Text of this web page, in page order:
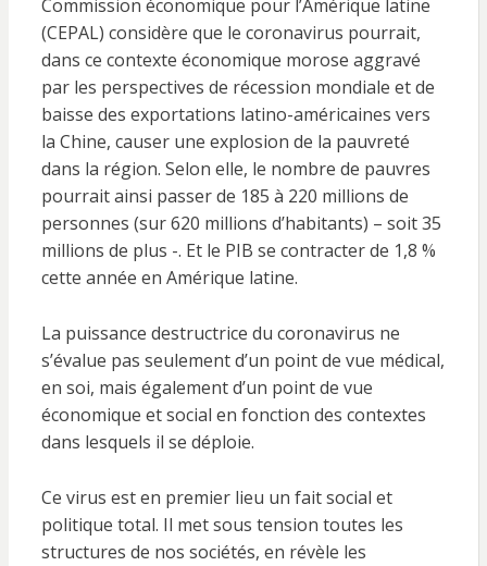
Commission économique pour l’Amérique latine
(CEPAL) considère que le coronavirus pourrait,
dans ce contexte économique morose aggravé
par les perspectives de récession mondiale et de
baisse des exportations latino-américaines vers
la Chine, causer une explosion de la pauvreté
dans la région. Selon elle, le nombre de pauvres
pourrait ainsi passer de 185 à 220 millions de
personnes (sur 620 millions d’habitants) – soit 35
millions de plus -. Et le PIB se contracter de 1,8 %
cette année en Amérique latine.
La puissance destructrice du coronavirus ne
s’évalue pas seulement d’un point de vue médical,
en soi, mais également d’un point de vue
économique et social en fonction des contextes
dans lesquels il se déploie.
Ce virus est en premier lieu un fait social et
politique total. Il met sous tension toutes les
structures de nos sociétés, en révèle les